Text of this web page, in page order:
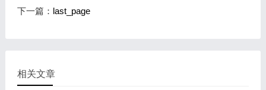
下一篇： last_page
相关文章